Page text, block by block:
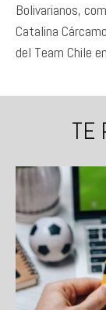
Bolivarianos,
Catalina
del Team Chile
TE